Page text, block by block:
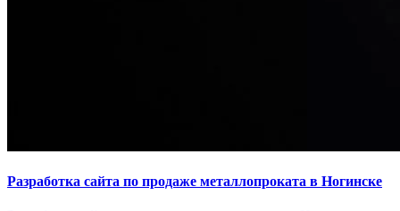
Разработка сайта по продаже металлопроката в Ногинске